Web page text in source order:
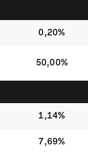
0,20%
50,00%
1,14%
7,69%